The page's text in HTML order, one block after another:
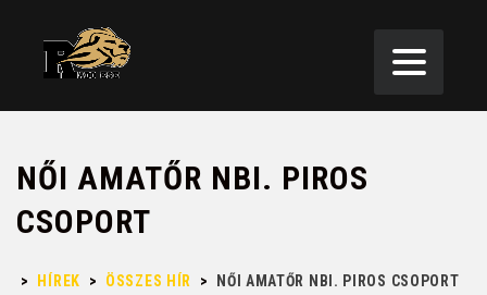
NŐI AMATŐR NBI. PIROS
CSOPORT
> HÍREK > ÖSSZES HÍR > NŐI AMATŐR NBI. PIROS CSOPORT